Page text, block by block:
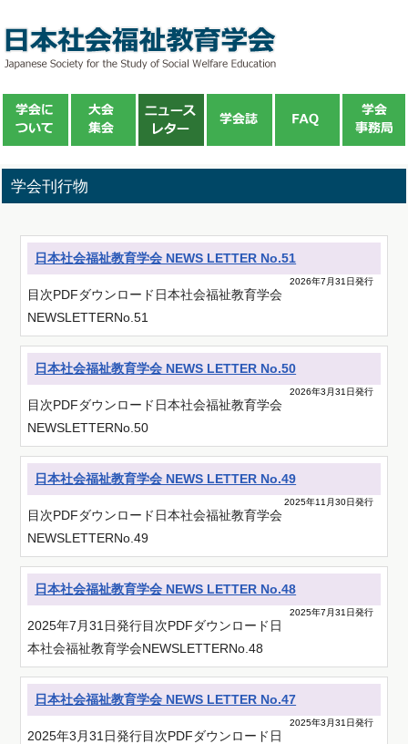
学会刊行物
日本社会福祉教育学会 NEWS LETTER No.51
2026年7月31日発行
目次PDFダウンロード日本社会福祉教育学会
NEWSLETTERNo.51
日本社会福祉教育学会 NEWS LETTER No.50
2026年3月31日発行
目次PDFダウンロード日本社会福祉教育学会
NEWSLETTERNo.50
日本社会福祉教育学会 NEWS LETTER No.49
2025年11月30日発行
目次PDFダウンロード日本社会福祉教育学会
NEWSLETTERNo.49
日本社会福祉教育学会 NEWS LETTER No.48
2025年7月31日発行
2025年7月31日発行目次PDFダウンロード日
本社会福祉教育学会NEWSLETTERNo.48
日本社会福祉教育学会 NEWS LETTER No.47
2025年3月31日発行
2025年3月31日発行目次PDFダウンロード日